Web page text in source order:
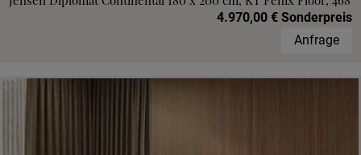
4.970,00 € Sonderpreis
Anfrage